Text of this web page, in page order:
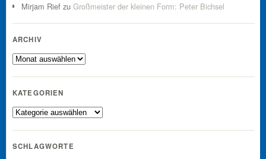
Mirjam Rief zu Großmeister der kleinen Form: Peter Bichsel
ARCHIV
Archiv
KATEGORIEN
Kategorien
SCHLAGWORTE